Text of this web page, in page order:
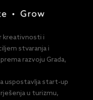
kreativnosti i
stvaranja i
razvoju Grada,
uspostavlja start-up
u turizmu,